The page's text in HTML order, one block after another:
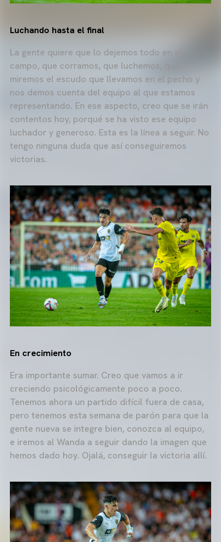
Luchando hasta el final
La gente quiere que lo dejemos todo en el
campo, que corramos, que luchemos, que
miremos el escudo que llevamos en el pecho y
nos demos cuenta del equipo al que estamos
representando. En ese aspecto, creo que se irán
contentos hoy, porqué se ha visto ese equipo
luchador y generoso. Esta es la línea a seguir. No
tengo ninguna duda que así conseguiremos
victorias.
En crecimiento
Era importante sumar. Creo que vamos a ir
creciendo psicológicamente poco a poco.
Tenemos ahora un partido difícil fuera de casa,
pero tenemos esta semana de parón para que la
gente nueva se integre bien, conozca al equipo,
e iremos al Wanda a seguir dando la imagen que
hemos dado hoy. Ojalá, conseguir la victoria allí.